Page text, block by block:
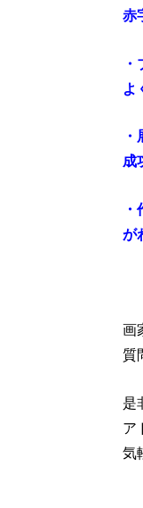
赤
よ
成
が
画
質
是
ア
気